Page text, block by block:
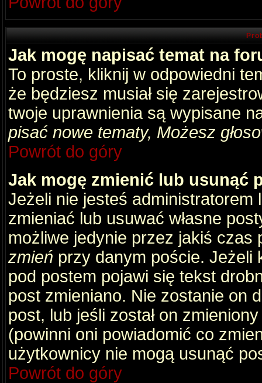
Jak mogę napisać temat na
To proste, kliknij w odpowiedni
że będziesz musiał się
twoje uprawnienia są wypisane
pisać nowe tematy, Możesz
Powrót do góry
Jak mogę zmienić lub usunąć
Jeżeli nie jesteś
zmieniać lub usuwać własne
możliwe jedynie przez jakiś
zmień przy danym poście. Jeżeli
pod postem pojawi się tekst
post zmieniano. Nie zostanie on
post, lub jeśli został on
(powinni oni powiadomić co
użytkownicy nie mogą usunąć
Powrót do góry